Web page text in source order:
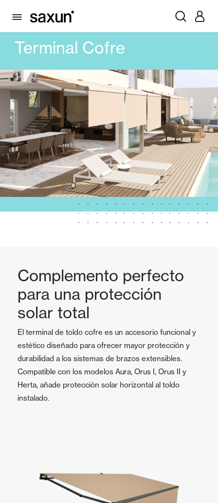
PRODUCTOS TOLDOS
TOLDO BRAZOS EXTENSIBLES
Terminal Cofre
Complemento perfecto
para una protección
solar total
El terminal de toldo cofre es un accesorio funcional y
estético diseñado para ofrecer mayor protección y
durabilidad a los sistemas de brazos extensibles.
Compatible con los modelos Aura, Orus I, Orus II y
Herta, añade protección solar horizontal al toldo
instalado.